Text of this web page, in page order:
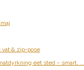
vat & zip-pose
eet sted – smart, ...